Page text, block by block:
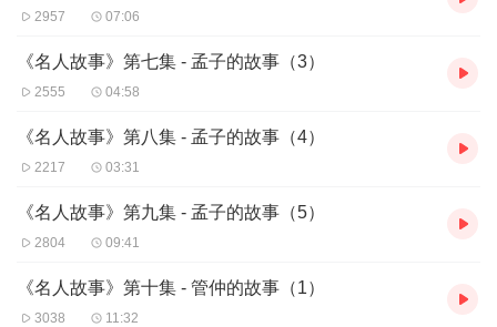
2957 07:06
《名人故事》第七集 - 孟子的故事（3）
2555 04:58
《名人故事》第八集 - 孟子的故事（4）
2217 03:31
《名人故事》第九集 - 孟子的故事（5）
2804 09:41
《名人故事》第十集 - 管仲的故事（1）
3038 11:32